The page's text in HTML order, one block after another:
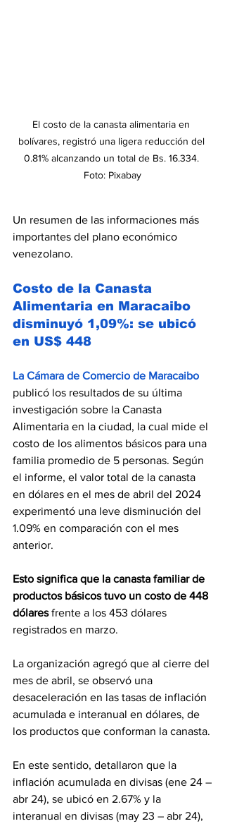
El costo de la canasta alimentaria en
bolívares, registró una ligera reducción del
0.81% alcanzando un total de Bs. 16.334.
Foto: Pixabay
Un resumen de las informaciones más
importantes del plano económico
venezolano.
Costo de la Canasta
Alimentaria en Maracaibo
disminuyó 1,09%: se ubicó
en US$ 448
La Cámara de Comercio de Maracaibo
publicó los resultados de su última
investigación sobre la Canasta
Alimentaria en la ciudad, la cual mide el
costo de los alimentos básicos para una
familia promedio de 5 personas. Según
el informe, el valor total de la canasta
en dólares en el mes de abril del 2024
experimentó una leve disminución del
1.09% en comparación con el mes
anterior.
Esto significa que la canasta familiar de
productos básicos tuvo un costo de 448
dólares frente a los 453 dólares
registrados en marzo.
La organización agregó que al cierre del
mes de abril, se observó una
desaceleración en las tasas de inflación
acumulada e interanual en dólares, de
los productos que conforman la canasta.
En este sentido, detallaron que la
inflación acumulada en divisas (ene 24 –
abr 24), se ubicó en 2.67% y la
interanual en divisas (may 23 – abr 24),